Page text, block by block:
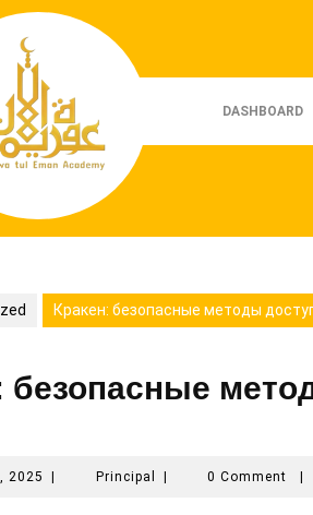
DASHBOARD
Кракен: безопасные методы
безопасные
2025 NovemberPrincipal Principal0 Comment